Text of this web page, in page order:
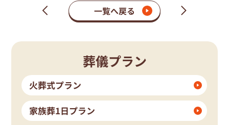
ー
一覧へ戻る
前
ー
葬儀プラン
火葬式プラン
家族葬1日プラン